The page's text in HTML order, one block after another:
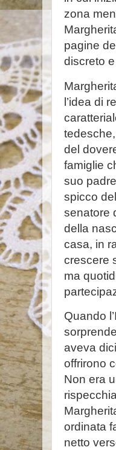
zona
pagine
discreto
l’idea di
del
famiglie
suo
spicco
senatore
della
casa, in
crescere
ma
Quando
aveva
offrirono
Non era
ordinata
netto